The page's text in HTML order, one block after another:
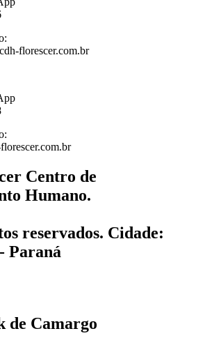
florescer.com.br
Centro de
Humano.
reservados. Cidade:
Paraná
de Camargo